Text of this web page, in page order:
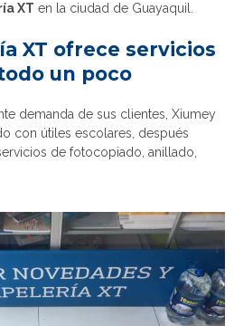
XT en la ciudad de Guayaquil.
XT ofrece servicios
un poco
demanda de sus clientes, Xiumey
con útiles escolares, después
de fotocopiado, anillado,